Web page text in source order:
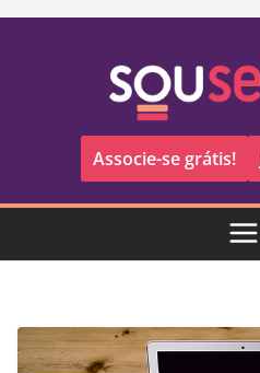
Pular
Associe-se grátis!